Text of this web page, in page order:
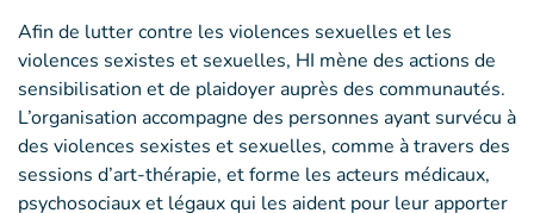
Afin de lutter contre les violences sexuelles et les
violences sexistes et sexuelles, HI mène des actions de
sensibilisation et de plaidoyer auprès des communautés.
L’organisation accompagne des personnes ayant survécu à
des violences sexistes et sexuelles, comme à travers des
sessions d’art-thérapie, et forme les acteurs médicaux,
psychosociaux et légaux qui les aident pour leur apporter